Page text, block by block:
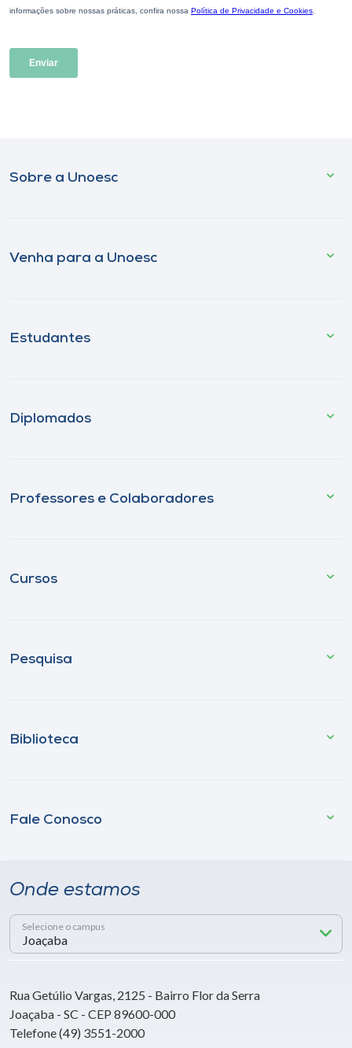
Sobre a Unoesc
Venha para a Unoesc
Estudantes
Diplomados
Professores e Colaboradores
Cursos
Pesquisa
Biblioteca
Fale Conosco
Onde estamos
Selecione o campus
Rua Getúlio Vargas, 2125 - Bairro Flor da Serra
Joaçaba - SC - CEP 89600-000
Telefone (49) 3551-2000